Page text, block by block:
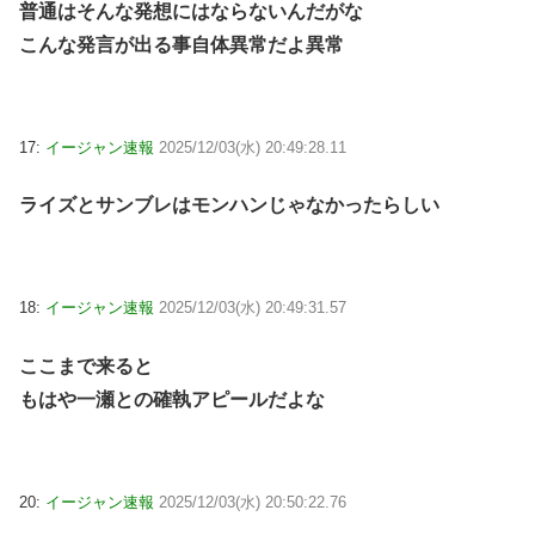
普通はそんな発想にはならないんだがな
こんな発言が出る事自体異常だよ異常
17: イージャン速報 2025/12/03(水) 20:49:28.11
ライズとサンブレはモンハンじゃなかったらしい
18: イージャン速報 2025/12/03(水) 20:49:31.57
ここまで来ると
もはや一瀬との確執アピールだよな
20: イージャン速報 2025/12/03(水) 20:50:22.76